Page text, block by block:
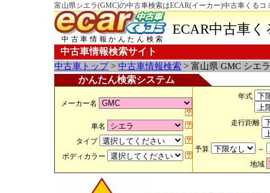
富山県シエラ(GMC)の中古車検索はECAR(イーカー)中古車くるコ
中古車情報かんたん検索
ECAR中古車
中古車情報検索サイト
中古車トップ> 中古車情報検索 > 富山県 GMC シエ
かんたん検索システム
メーカー名
車名
タイプ
ボディカラー
年式
走行距離
予算
～
地域